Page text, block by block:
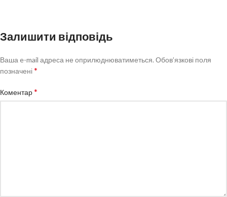
Залишити відповідь
Ваша e-mail адреса не оприлюднюватиметься. Обов’язкові поля
позначені*
Коментар*